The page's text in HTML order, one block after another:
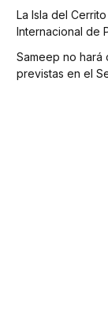
La Isla del
Internacional de
Sameep no hará
previstas en el